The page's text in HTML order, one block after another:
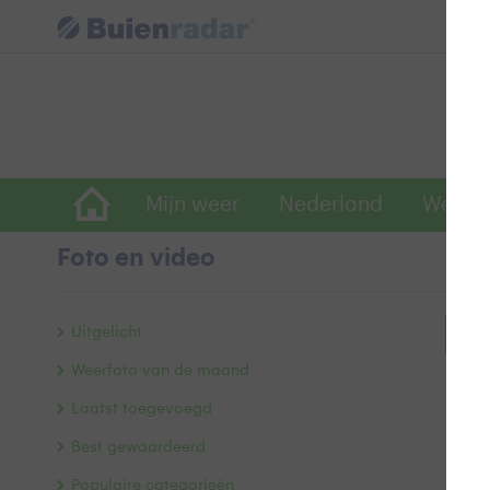
Mijn weer Nederland
Foto en video
Uitgelicht
Weerfoto van de maand
Laatst toegevoegd
Best gewaardeerd
Populaire categorieën